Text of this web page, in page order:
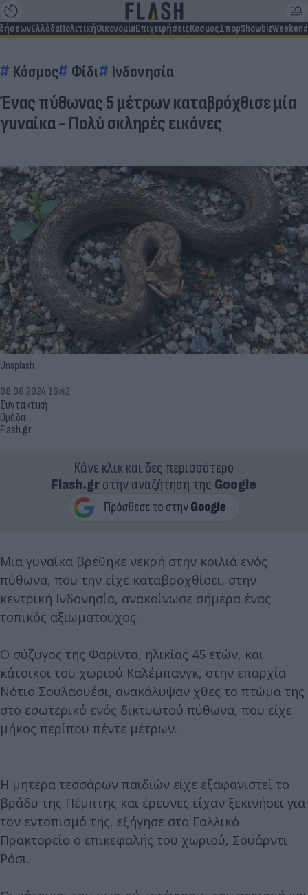
ΕλλάδαΠολιτικήΟικονομίαΕπιχειρήσειςΚόσμοςΣπορShowbizWeekend
Κόσμος Φίδι Ινδονησία
Ένας πύθωνας 5 μέτρων καταβρόχθισε μία
γυναίκα - Πολύ σκληρές εικόνες
Unsplash
Συντακτική
Ομάδα
Flash.gr
08.06.2024 16:42
Κάνε κλικ και δες περισσότερο
Flash.grστην αναζήτηση της Google
Μια γυναίκα βρέθηκε νεκρή στην κοιλιά ενός
πύθωνα, που την είχε καταβροχθίσει, στην
κεντρική Ινδονησία, ανακοίνωσε σήμερα ένας
τοπικός αξιωματούχος.
Ο σύζυγος της Φαρίντα, ηλικίας 45 ετών, και
κάτοικοι του χωριού Καλέμπανγκ, στην επαρχία
Νότιο Σουλαουέσι, ανακάλυψαν χθες το πτώμα της
στο εσωτερικό ενός δικτυωτού πύθωνα, που είχε
μήκος περίπου πέντε μέτρων.
Η μητέρα τεσσάρων παιδιών είχε εξαφανιστεί το
βράδυ της Πέμπτης και έρευνες είχαν ξεκινήσει για
τον εντοπισμό της, εξήγησε στο Γαλλικό
Πρακτορείο ο επικεφαλής του χωριού, Σουάρντι
Ρόσι.